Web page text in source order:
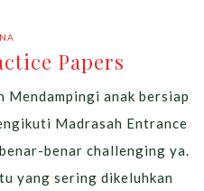
Papers
Mendampingi anak bersiap
Madrasah Entrance
benar challenging ya.
yang sering dikeluhkan